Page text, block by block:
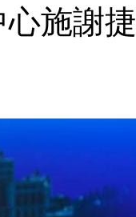
心施謝